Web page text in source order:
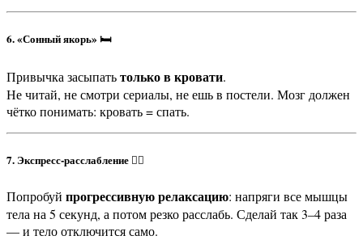
6. «Сонный якорь» 🛏️
Привычка засыпатьтолько в кровати.
Не читай, не смотри сериалы, не ешь в постели. Мозг должен
чётко понимать: кровать = спать.
7. Экспресс-расслабление 🧘‍♂️
Попробуй прогрессивную релаксацию: напряги все мышцы
тела на 5 секунд, а потом резко расслабь. Сделай так 3–4 раза
— и тело отключится само.